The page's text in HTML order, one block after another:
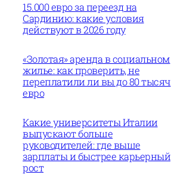
15.000 евро за переезд на
Сардинию: какие условия
действуют в 2026 году
«Золотая» аренда в социальном
жилье: как проверить, не
переплатили ли вы до 80 тысяч
евро
Какие университеты Италии
выпускают больше
руководителей: где выше
зарплаты и быстрее карьерный
рост